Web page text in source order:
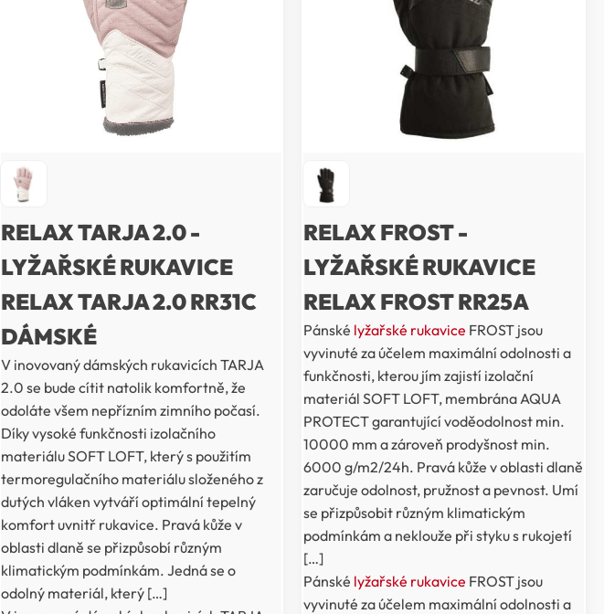
RELAX TARJA 2.0 -
LYŽAŘSKÉ RUKAVICE
RELAX TARJA 2.0 RR31C
DÁMSKÉ
V inovovaný dámských rukavicích TARJA
2.0 se bude cítit natolik komfortně, že
odoláte všem nepřízním zimního počasí.
Díky vysoké funkčnosti izolačního
materiálu SOFT LOFT, který s použitím
termoregulačního materiálu složeného z
dutých vláken vytváří optimální tepelný
komfort uvnitř rukavice. Pravá kůže v
oblasti dlaně se přizpůsobí různým
klimatickým podmínkám. Jedná se o
odolný materiál, který […]
RELAX FROST -
LYŽAŘSKÉ RUKAVICE
RELAX FROST RR25A
Pánské lyžařské rukavice FROST jsou
vyvinuté za účelem maximální odolnosti a
funkčnosti, kterou jím zajistí izolační
materiál SOFT LOFT, membrána AQUA
PROTECT garantující voděodolnost min.
10000 mm a zároveň prodyšnost min.
6000 g/m2/24h. Pravá kůže v oblasti dlaně
zaručuje odolnost, pružnost a pevnost. Umí
se přizpůsobit různým klimatickým
podmínkám a neklouže při styku s rukojetí
[…]
Pánské lyžařské rukavice FROST jsou
vyvinuté za účelem maximální odolnosti a